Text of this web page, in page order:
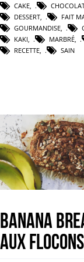
CAKE
DESSERT
FAIT
GOURMANDISE
KAKI
MARBRÉ
RECETTE
SAIN
Banana
aux flocons